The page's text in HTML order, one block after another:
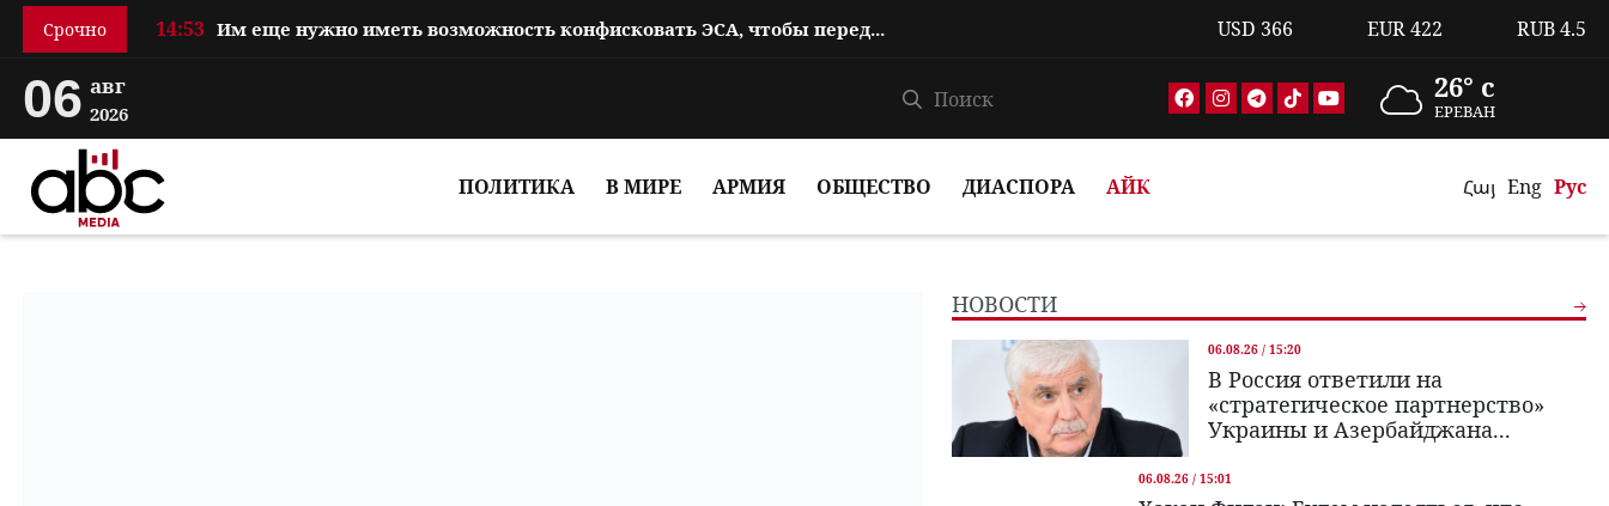
Срочно 14:53 Им еще нужно иметь возможность конфисковать ЭСА, чтобы передать ее в дов... USD 366 EUR422 RUB4.5
06 авг
2026
26° c
ЕРЕВАН
ПОЛИТИКА В МИРЕ АРМИЯ ОБЩЕСТВО ДИАСПОРА АЙК Հայ Eng Рус
НОВОСТИ
06.08.26 / 15:20
В Россия ответили на
«стратегическое партнерство»
Украины и Азербайджана...
06.08.26 / 15:01